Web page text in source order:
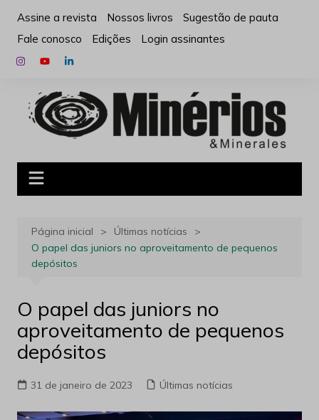
para
conteúdo
Assine a revista Nossos livros
Sugestão de pauta
Fale conosco
Edições Login assinantes
Página inicial
Últimas notícias
O papel das juniors no aproveitamento de pequenos
depósitos
O papel das juniors no
aproveitamento de pequenos
depósitos
31 de janeiro de 2023 Últimas notícias